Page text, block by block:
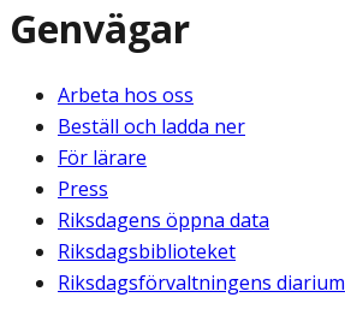
Genvägar
Arbeta hos oss
Beställ och ladda ner
För lärare
Press
Riksdagens öppna data
Riksdagsbiblioteket
Riksdagsförvaltningens diarium